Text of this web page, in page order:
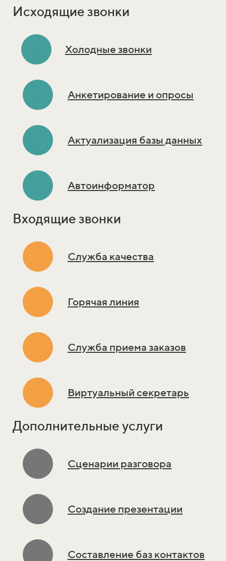
Исходящие звонки
Холодные звонки
Анкетирование и опросы
Актуализация базы данных
Автоинформатор
Входящие звонки
Служба качества
Горячая линия
Служба приема заказов
Виртуальный секретарь
Дополнительные услуги
Сценарии разговора
Создание презентации
Составление баз контактов